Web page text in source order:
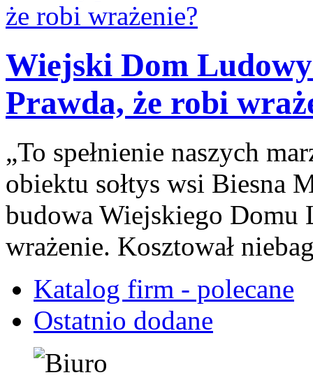
Wiejski Dom
Prawda, że robi
„To spełnienie naszych
obiektu sołtys wsi Biesna
budowa Wiejskiego Domu
wrażenie. Kosztował
Katalog firm - polecane
Ostatnio dodane